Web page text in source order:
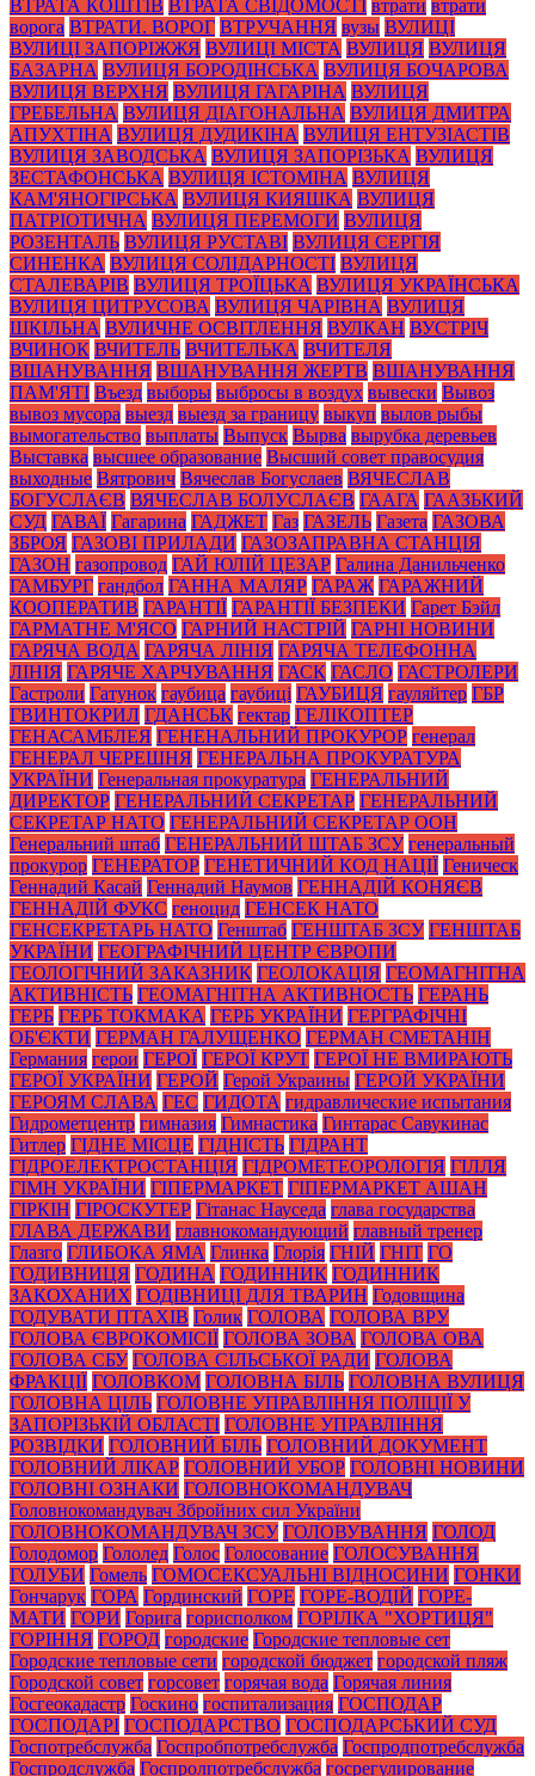
ВТРАТА КОШТІВ ВТРАТА СВІДОМОСТІ втрати втрати
ворога ВТРАТИ. ВОРОГ ВТРУЧАННЯ вузы ВУЛИЦІ
ВУЛИЦІ ЗАПОРІЖЖЯ ВУЛИЦІ МІСТА ВУЛИЦЯ ВУЛИЦЯ
БАЗАРНА ВУЛИЦЯ БОРОДІНСЬКА ВУЛИЦЯ БОЧАРОВА
ВУЛИЦЯ ВЕРХНЯ ВУЛИЦЯ ГАГАРІНА ВУЛИЦЯ
ГРЕБЕЛЬНА ВУЛИЦЯ ДІАГОНАЛЬНА ВУЛИЦЯ ДМИТРА
АПУХТІНА ВУЛИЦЯ ДУДИКІНА ВУЛИЦЯ ЕНТУЗІАСТІВ
ВУЛИЦЯ ЗАВОДСЬКА ВУЛИЦЯ ЗАПОРІЗЬКА ВУЛИЦЯ
ЗЕСТАФОНСЬКА ВУЛИЦЯ ІСТОМІНА ВУЛИЦЯ
КАМ'ЯНОГІРСЬКА ВУЛИЦЯ КИЯШКА ВУЛИЦЯ
ПАТРІОТИЧНА ВУЛИЦЯ ПЕРЕМОГИ ВУЛИЦЯ
РОЗЕНТАЛЬ ВУЛИЦЯ РУСТАВІ ВУЛИЦЯ СЕРГІЯ
СИНЕНКА ВУЛИЦЯ СОЛІДАРНОСТІ ВУЛИЦЯ
СТАЛЕВАРІВ ВУЛИЦЯ ТРОЇЦЬКА ВУЛИЦЯ УКРАЇНСЬКА
ВУЛИЦЯ ЦИТРУСОВА ВУЛИЦЯ ЧАРІВНА ВУЛИЦЯ
ШКІЛЬНА ВУЛИЧНЕ ОСВІТЛЕННЯ ВУЛКАН ВУСТРІЧ
ВЧИНОК ВЧИТЕЛЬ ВЧИТЕЛЬКА ВЧИТЕЛЯ
ВШАНУВАННЯ ВШАНУВАННЯ ЖЕРТВ ВШАНУВАННЯ
ПАМ'ЯТІ Въезд выборы выбросы в воздух вывески Вывоз
вывоз мусора выезд выезд за границу выкуп вылов рыбы
вымогательство выплаты Выпуск Вырва вырубка деревьев
Выставка высшее образование Высший совет правосудия
выходные Вятрович Вячеслав Богуслаев ВЯЧЕСЛАВ
БОГУСЛАЄВ ВЯЧЕСЛАВ БОЛУСЛАЄВ ГААГА ГААЗЬКИЙ
СУД ГАВАЇ Гагарина ГАДЖЕТ Газ ГАЗЕЛЬ Газета ГАЗОВА
ЗБРОЯ ГАЗОВІ ПРИЛАДИ ГАЗОЗАПРАВНА СТАНЦІЯ
ГАЗОН газопровод ГАЙ ЮЛІЙ ЦЕЗАР Галина Данильченко
ГАМБУРГ гандбол ГАННА МАЛЯР ГАРАЖ ГАРАЖНИЙ
КООПЕРАТИВ ГАРАНТІЇ ГАРАНТІЇ БЕЗПЕКИ Гарет Бэйл
ГАРМАТНЕ М'ЯСО ГАРНИЙ НАСТРІЙ ГАРНІ НОВИНИ
ГАРЯЧА ВОДА ГАРЯЧА ЛІНІЯ ГАРЯЧА ТЕЛЕФОННА
ЛІНІЯ ГАРЯЧЕ ХАРЧУВАННЯ ГАСК ГАСЛО ГАСТРОЛЕРИ
Гастроли Гатунок гаубица гаубиці ГАУБИЦЯ гауляйтер ГБР
ГВИНТОКРИЛ ГДАНСЬК гектар ГЕЛІКОПТЕР
ГЕНАСАМБЛЕЯ ГЕНЕНАЛЬНИЙ ПРОКУРОР генерал
ГЕНЕРАЛ ЧЕРЕШНЯ ГЕНЕРАЛЬНА ПРОКУРАТУРА
УКРАЇНИ Генеральная прокуратура ГЕНЕРАЛЬНИЙ
ДИРЕКТОР ГЕНЕРАЛЬНИЙ СЕКРЕТАР ГЕНЕРАЛЬНИЙ
СЕКРЕТАР НАТО ГЕНЕРАЛЬНИЙ СЕКРЕТАР ООН
Генеральний штаб ГЕНЕРАЛЬНИЙ ШТАБ ЗСУ генеральный
прокурор ГЕНЕРАТОР ГЕНЕТИЧНИЙ КОД НАЦІЇ Геническ
Геннадий Касай Геннадий Наумов ГЕННАДІЙ КОНЯЄВ
ГЕННАДІЙ ФУКС геноцид ГЕНСЕК НАТО
ГЕНСЕКРЕТАРЬ НАТО Генштаб ГЕНШТАБ ЗСУ ГЕНШТАБ
УКРАЇНИ ГЕОГРАФІЧНИЙ ЦЕНТР ЄВРОПИ
ГЕОЛОГІЧНИЙ ЗАКАЗНИК ГЕОЛОКАЦІЯ ГЕОМАГНІТНА
АКТИВНІСТЬ ГЕОМАГНІТНА АКТИВНОСТЬ ГЕРАНЬ
ГЕРБ ГЕРБ ТОКМАКА ГЕРБ УКРАЇНИ ГЕРГРАФІЧНІ
ОБ'ЄКТИ ГЕРМАН ГАЛУЩЕНКО ГЕРМАН СМЕТАНІН
Германия герои ГЕРОЇ ГЕРОЇ КРУТ ГЕРОЇ НЕ ВМИРАЮТЬ
ГЕРОЇ УКРАЇНИ ГЕРОЙ Герой Украины ГЕРОЙ УКРАЇНИ
ГЕРОЯМ СЛАВА ГЕС ГИДОТА гидравлические испытания
Гидрометцентр гимназия Гимнастика Гинтарас Савукинас
Гитлер ГІДНЕ МІСЦЕ ГІДНІСТЬ ГІДРАНТ
ГІДРОЕЛЕКТРОСТАНЦІЯ ГІДРОМЕТЕОРОЛОГІЯ ГІЛЛЯ
ГІМН УКРАЇНИ ГІПЕРМАРКЕТ ГІПЕРМАРКЕТ АШАН
ГІРКІН ГІРОСКУТЕР Гітанас Науседа глава государства
ГЛАВА ДЕРЖАВИ главнокомандующий главный тренер
Глазго ГЛИБОКА ЯМА Глинка Глорія ГНІЙ ГНІТ ГО
ГОДИВНИЦЯ ГОДИНА ГОДИННИК ГОДИННИК
ЗАКОХАНИХ ГОДІВНИЦІ ДЛЯ ТВАРИН Годовщина
ГОДУВАТИ ПТАХІВ Голик ГОЛОВА ГОЛОВА ВРУ
ГОЛОВА ЄВРОКОМІСІЇ ГОЛОВА ЗОВА ГОЛОВА ОВА
ГОЛОВА СБУ ГОЛОВА СІЛЬСЬКОЇ РАДИ ГОЛОВА
ФРАКЦІЇ ГОЛОВКОМ ГОЛОВНА БІЛЬ ГОЛОВНА ВУЛИЦЯ
ГОЛОВНА ЦІЛЬ ГОЛОВНЕ УПРАВЛІННЯ ПОЛІЦІЇ У
ЗАПОРІЗЬКІЙ ОБЛАСТІ ГОЛОВНЕ УПРАВЛІННЯ
РОЗВІДКИ ГОЛОВНИЙ БІЛЬ ГОЛОВНИЙ ДОКУМЕНТ
ГОЛОВНИЙ ЛІКАР ГОЛОВНИЙ УБОР ГОЛОВНІ НОВИНИ
ГОЛОВНІ ОЗНАКИ ГОЛОВНОКОМАНДУВАЧ
Головнокомандувач Збройних сил України
ГОЛОВНОКОМАНДУВАЧ ЗСУ ГОЛОВУВАННЯ ГОЛОД
Голодомор Гололед Голос Голосование ГОЛОСУВАННЯ
ГОЛУБИ Гомель ГОМОСЕКСУАЛЬНІ ВІДНОСИНИ ГОНКИ
Гончарук ГОРА Гординский ГОРЕ ГОРЕ-ВОДІЙ ГОРЕ-
МАТИ ГОРИ Горига горисполком ГОРІЛКА "ХОРТИЦЯ"
ГОРІННЯ ГОРОД городские Городские тепловые сет
Городские тепловые сети городской бюджет городской пляж
Городской совет горсовет горячая вода Горячая линия
Госгеокадастр Госкино госпитализация ГОСПОДАР
ГОСПОДАРІ ГОСПОДАРСТВО ГОСПОДАРСЬКИЙ СУД
Госпотребслужба Госпробпотребслужба Госпродпотребслужба
Госпродслужба Госпролпотребслужба госрегулирование